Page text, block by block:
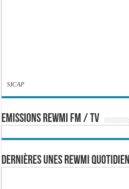
SICAP
EMISSIONS REWMI FM / TV
Dernières Unes Rewmi Quotidien